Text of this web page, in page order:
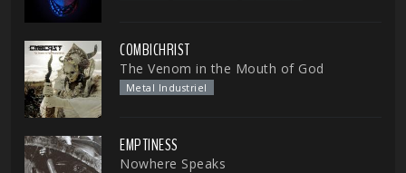
COMBICHRIST
The Venom in the Mouth of God
Metal Industriel
EMPTINESS
Nowhere Speaks